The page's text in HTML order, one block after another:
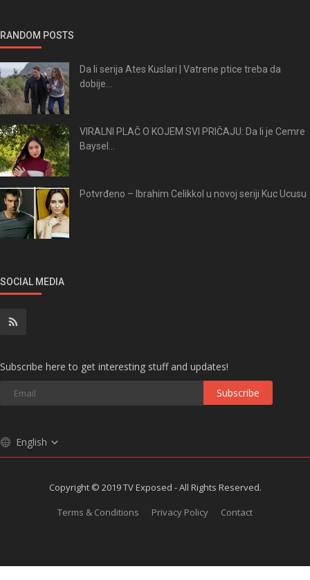
RANDOM POSTS
Da li serija Ates Kuslari | Vatrene ptice treba da
dobije...
VIRALNI PLAČ O KOJEM SVI PRIČAJU: Da li je Cemre
Baysel...
Potvrđeno – Ibrahim Celikkol u novoj seriji Kuc Ucusu
SOCIAL MEDIA
Subscribe here to get interesting stuff and updates!
Subscribe
English
Copyright © 2019 TV Exposed - All Rights Reserved.
Terms & Conditions
Privacy Policy Contact